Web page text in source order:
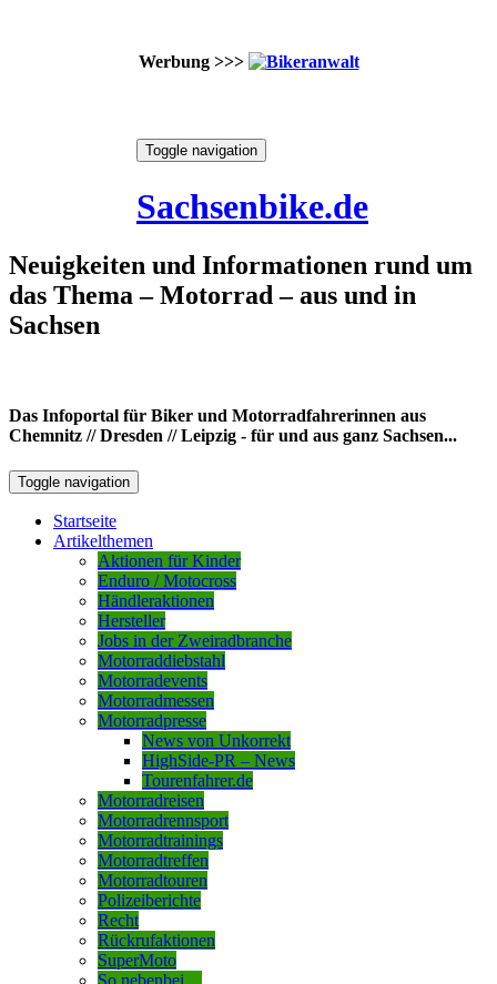
Werbung >>>
Toggle navigation
Sachsenbike.de
Neuigkeiten und Informationen rund um
das Thema – Motorrad – aus und in
Sachsen
Das Infoportal für Biker und Motorradfahrerinnen aus
Chemnitz // Dresden // Leipzig - für und aus ganz Sachsen...
Toggle navigation
Startseite
Artikelthemen
Aktionen für Kinder
Enduro / Motocross
Händleraktionen
Hersteller
Jobs in der Zweiradbranche
Motorraddiebstahl
Motorradevents
Motorradmessen
Motorradpresse
News von Unkorrekt
HighSide-PR – News
Tourenfahrer.de
Motorradreisen
Motorradrennsport
Motorradtrainings
Motorradtreffen
Motorradtouren
Polizeiberichte
Recht
Rückrufaktionen
SuperMoto
So nebenbei…